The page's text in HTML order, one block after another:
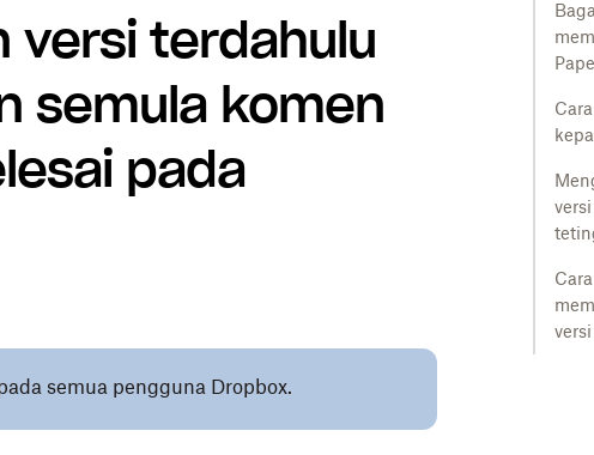
versi terdahulu
semula komen
pada
semua pengguna Dropbox.